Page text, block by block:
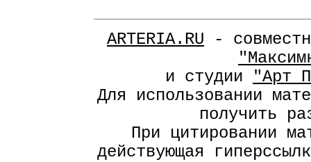
ARTERIA.RU -
и студии
"Арт
Для использовании
получить
При цитировании
действующая